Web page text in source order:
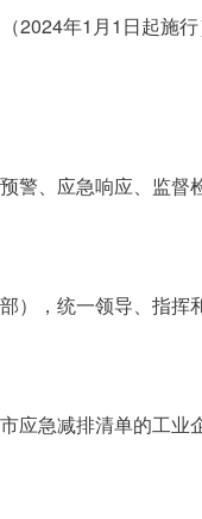
2024年1月1日起施
警、应急响应、监督
，统一领导、指挥
急减排清单的工业企